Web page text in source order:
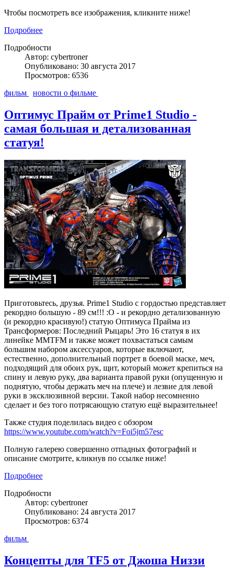
Чтобы посмотреть все изображения, кликните ниже!
Подробнее
Подробности
Автор: cybertroner
Опубликовано: 30 августа 2017
Просмотров: 6536
фильм
новости о фильме
Оптимус Прайм от Prime1 Studio -
самая большая и детализованная
статуя!
Приготовьтесь, друзья. Prime1 Studio с гордостью представляет
рекордно большую - 89 см!!! :O - и рекордно детализованную
(и рекордно красивую!) статую Оптимуса Прайма из
Трансформеров: Последний Рыцарь! Это 16 статуя в их
линейке MMTFM и также может похвастаться самым
большим набором аксессуаров, которые включают,
естественно, дополнительный портрет в боевой маске, меч,
подходящий для обоих рук, щит, который может крепиться на
спину и левую руку, два варианта правой руки (опущенную и
поднятую, чтобы держать меч на плече) и лезвие для левой
руки в эксклюзивной версии. Такой набор несомненно
сделает и без того потрясающую статую ещё выразительнее!
Также студия поделилась видео с обзором
https://www.youtube.com/watch?v=Foi5jm57esc
Полную галерею совершенно отпадных фотографий и
описание смотрите, кликнув по ссылке ниже!
Подробнее
Подробности
Автор: cybertroner
Опубликовано: 24 августа 2017
Просмотров: 6374
фильм
Концепты для TF5 от Джоша Низзи